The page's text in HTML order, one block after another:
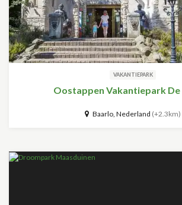
VAKANTIEPARK
Oostappen Vakantiepark
Baarlo, Nederland (+2.3km)